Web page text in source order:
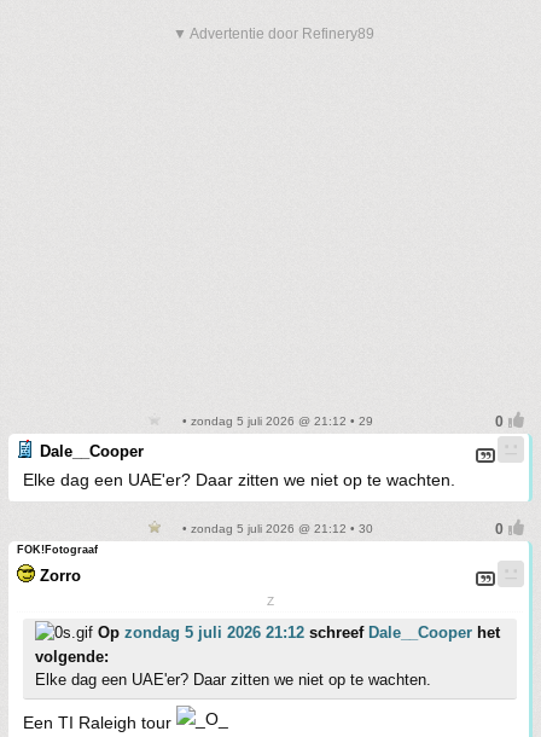
▼ Advertentie door Refinery89
• zondag 5 juli 2026 @ 21:12 • 29
Dale__Cooper
Elke dag een UAE'er? Daar zitten we niet op te wachten.
• zondag 5 juli 2026 @ 21:12 • 30
FOK!Fotograaf
Zorro
Z
Op zondag 5 juli 2026 21:12 schreef Dale__Cooper het
volgende:
Elke dag een UAE'er? Daar zitten we niet op te wachten.
Een TI Raleigh tour